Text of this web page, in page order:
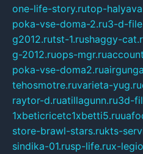
one-life-story.rutop-
poka-vse-doma-2.ru3-d-
g2012.rutst-1.rushaggy-
g-2012.ruops-mgr.ru
poka-vse-doma2.ru
tehosmotre.ruvarieta-yug.ru
raytor-d.ruatillagunn.ru3d-
1xbeticricetc1xbetti5.ru
store-brawl-stars.rukts-
sindika-01.rusp-life.rux-